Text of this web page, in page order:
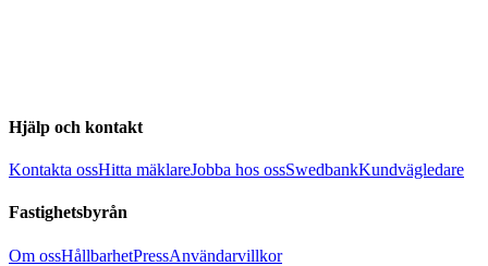
Hjälp och kontakt
Kontakta ossHitta mäklareJobba hos ossSwedbankKundvägledare
Fastighetsbyrån
Om ossHållbarhetPressAnvändarvillkor